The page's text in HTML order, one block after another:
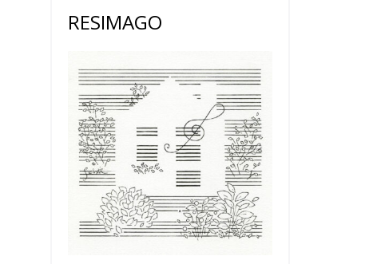
RESIMAGO